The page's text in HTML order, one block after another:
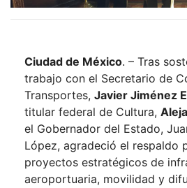
Ciudad de México. – Tras
trabajo con el Secretario de
Transportes, Javier Jiménez
titular federal de Cultura,
el Gobernador del Estado,
López, agradeció el respaldo
proyectos estratégicos de
aeroportuaria, movilidad y